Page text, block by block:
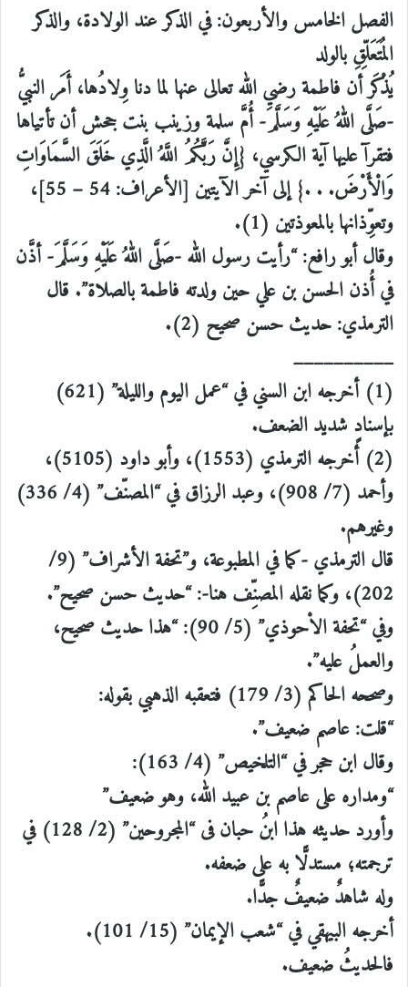
الفصل الخامس والأربعون: في الذكر عند الولادة، والذكر
المُتَعَلِّقِ بالولد
يُذْكَر أن فاطمة رضي الله تعالى عنها لما دنا وِلادُها، أَمَر النبيُّ
-صَلَّى اللهُ عَلَيْهِ وَسَلَّمَ- أُمَّ سلمة وزينب بنت جحش أن تأتياها
فتقرآ عليها آية الكرسي، {إِنَّ رَبَّكُمُ اللَّهُ الَّذِي خَلَقَ السَّمَاوَاتِ
وَالْأَرْضَ. . .} إلى آخر الآيتين [الأعراف: 54 – 55]،
وتعوِّذانها بالمعوذتين (1).
وقال أبو رافع: “رأيت رسول الله -صَلَّى اللهُ عَلَيْهِ وَسَلَّمَ- أذَّن
في أُذن الحسن بن علي حين ولدته فاطمة بالصلاة”. قال
الترمذي: حديث حسن صحيح (2).
__________
(1) أخرجه ابن السني في “عمل اليوم والليلة” (621)
بإسنادٍ شديد الضعف.
(2) أخرجه الترمذي (1553)، وأبو داود (5105)،
وأحمد (7/ 908)، وعبد الرزاق في “المصنّف” (4/ 336)
وغيرهم.
قال الترمذي -كما في المطبوعة، و”تحفة الأشراف” (9/
202)، وكما نقله المصنِّف هنا-: “حديث حسن صحيح”.
وفي “تحفة الاْحوذي” (5/ 90): “هذا حديث صحيح،
والعملُ عليه”.
وصححه الحاكم (3/ 179) فتعقبه الذهبي بقوله:
“قلت: عاصم ضعيف”.
وقال ابن حجر في “التلخيص” (4/ 163):
“ومداره على عاصم بن عبيد الله، وهو ضعيف”
وأورد حديثه هذا ابنُ حبان فى “المجروحين” (2/ 128) في
ترجمته؛ مستدلًّا به على ضعفه.
وله شاهدٌ ضعيفٌ جدًّا.
أخرجه البيهقي في “شعب الإيمان” (15/ 101).
فالحديثُ ضعيف.